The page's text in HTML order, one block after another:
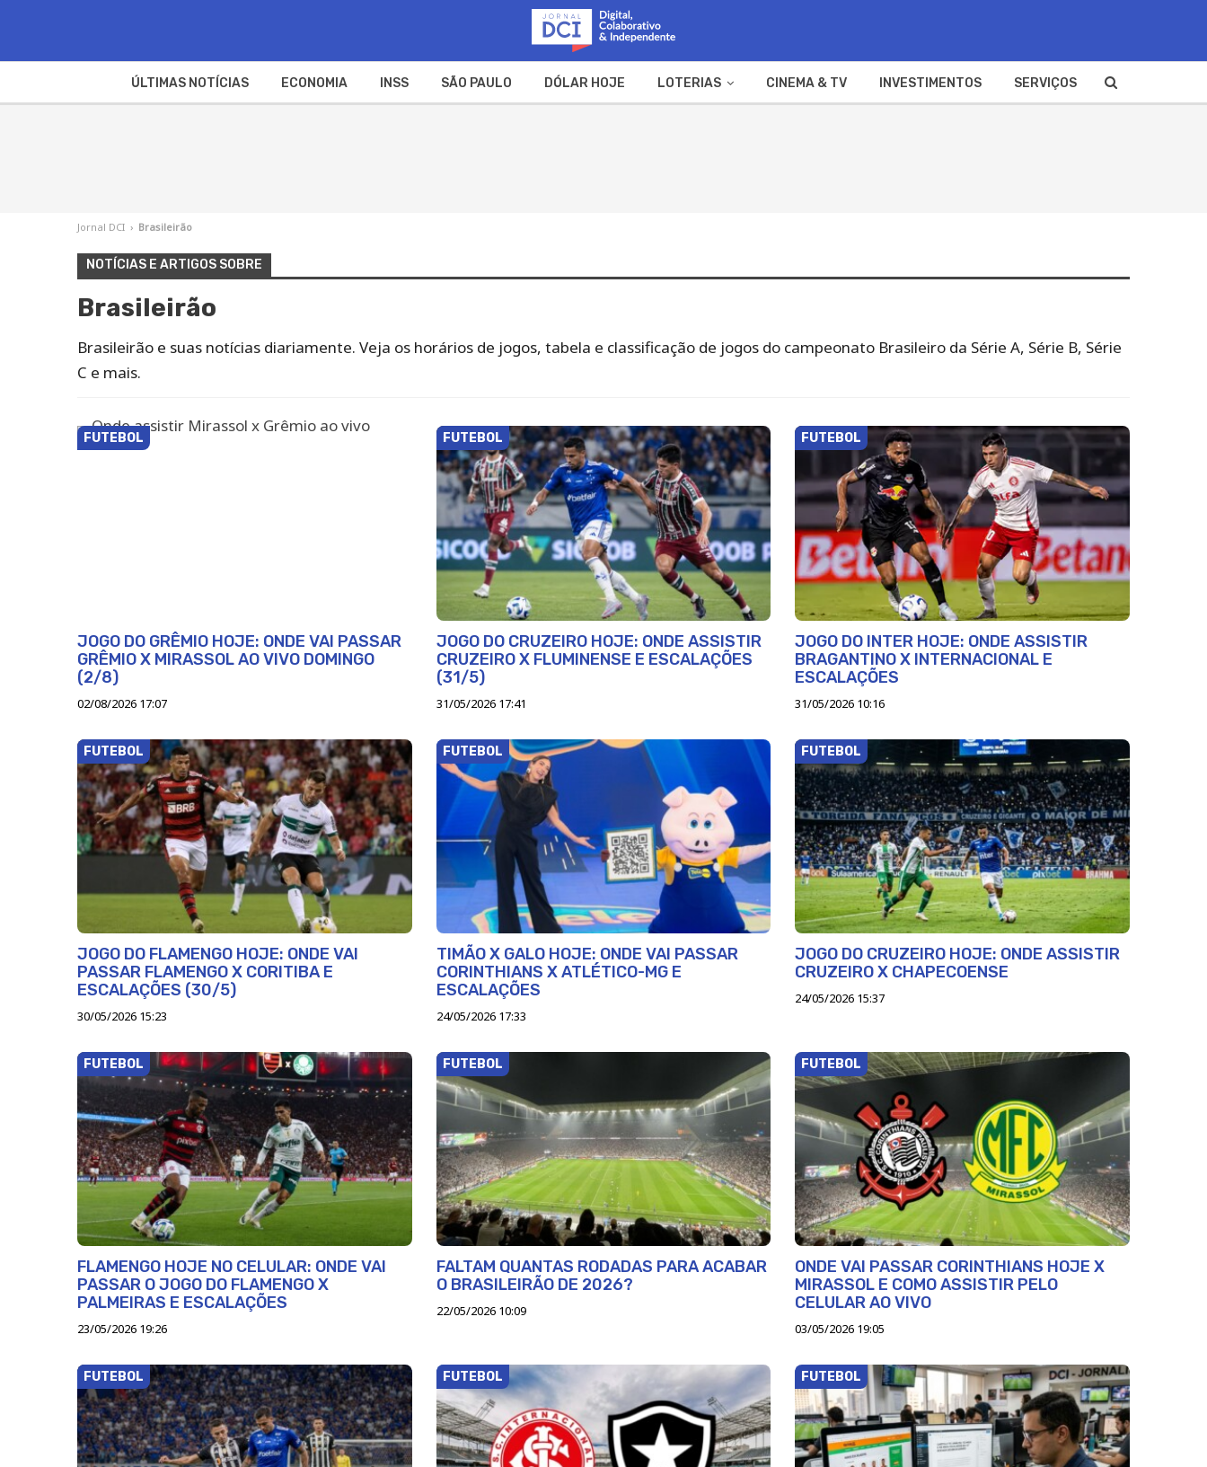
ÚLTIMAS NOTÍCIAS ECONOMIA INSS SÃO PAULO DÓLAR HOJE LOTERIAS CINEMA & TV INVESTIMENTOS SERVIÇOS
Jornal DCI › Brasileirão
NOTÍCIAS E ARTIGOS SOBRE
Brasileirão
Brasileirão e suas notícias diariamente. Veja os horários de jogos, tabela e classificação de jogos do campeonato Brasileiro da Série A, Série B, Série
C e mais.
FUTEBOL
JOGO DO GRÊMIO HOJE: ONDE VAI PASSAR
GRÊMIO X MIRASSOL AO VIVO DOMINGO
(2/8)
02/08/2026 17:07
FUTEBOL
JOGO DO CRUZEIRO HOJE: ONDE ASSISTIR
CRUZEIRO X FLUMINENSE E ESCALAÇÕES
(31/5)
31/05/2026 17:41
FUTEBOL
JOGO DO INTER HOJE: ONDE ASSISTIR
BRAGANTINO X INTERNACIONAL E
ESCALAÇÕES
31/05/2026 10:16
FUTEBOL
JOGO DO FLAMENGO HOJE: ONDE VAI
PASSAR FLAMENGO X CORITIBA E
ESCALAÇÕES (30/5)
30/05/2026 15:23
FUTEBOL
TIMÃO X GALO HOJE: ONDE VAI PASSAR
CORINTHIANS X ATLÉTICO-MG E
ESCALAÇÕES
24/05/2026 17:33
FUTEBOL
JOGO DO CRUZEIRO HOJE: ONDE ASSISTIR
CRUZEIRO X CHAPECOENSE
24/05/2026 15:37
FUTEBOL
FLAMENGO HOJE NO CELULAR: ONDE VAI
PASSAR O JOGO DO FLAMENGO X
PALMEIRAS E ESCALAÇÕES
23/05/2026 19:26
FUTEBOL
FALTAM QUANTAS RODADAS PARA ACABAR
O BRASILEIRÃO DE 2026?
22/05/2026 10:09
FUTEBOL
ONDE VAI PASSAR CORINTHIANS HOJE X
MIRASSOL E COMO ASSISTIR PELO
CELULAR AO VIVO
03/05/2026 19:05
FUTEBOL FUTEBOL FUTEBOL